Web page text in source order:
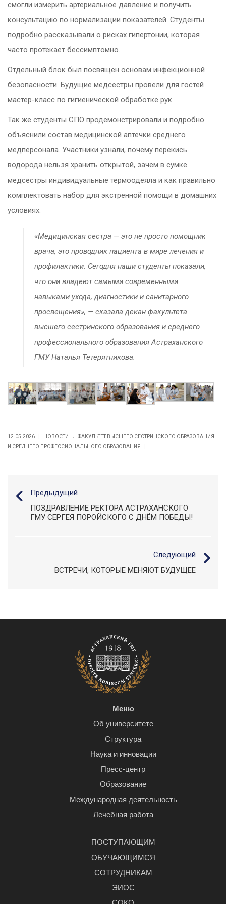
смогли измерить артериальное давление и получить
консультацию по нормализации показателей. Студенты
подробно рассказывали о рисках гипертонии, которая
часто протекает бессимптомно.
Отдельный блок был посвящен основам инфекционной
безопасности. Будущие медсестры провели для гостей
мастер-класс по гигиенической обработке рук.
Так же студенты СПО продемонстрировали и подробно
объяснили состав медицинской аптечки среднего
медперсонала. Участники узнали, почему перекись
водорода нельзя хранить открытой, зачем в сумке
медсестры индивидуальные термоодеяла и как правильно
комплектовать набор для экстренной помощи в домашних
условиях.
«Медицинская сестра — это не просто помощник
врача, это проводник пациента в мире лечения и
профилактики. Сегодня наши студенты показали,
что они владеют самыми современными
навыками ухода, диагностики и санитарного
просвещения», — сказала декан факультета
высшего сестринского образования и среднего
профессионального образования Астраханского
ГМУ Наталья Тетерятникова.
12.05.2026 НОВОСТИ .
ФАКУЛЬТЕТ ВЫСШЕГО СЕСТРИНСКОГО ОБРАЗОВАНИЯ
И СРЕДНЕГО ПРОФЕССИОНАЛЬНОГО ОБРАЗОВАНИЯ
Предыдущий
ПОЗДРАВЛЕНИЕ РЕКТОРА АСТРАХАНСКОГО
ГМУ СЕРГЕЯ ПОРОЙСКОГО С ДНЁМ ПОБЕДЫ!
Следующий
ВСТРЕЧИ, КОТОРЫЕ МЕНЯЮТ БУДУЩЕЕ
Меню
Об университете
Структура
Наука и инновации
Пресс-центр
Образование
Международная деятельность
Лечебная работа
ПОСТУПАЮЩИМ
ОБУЧАЮЩИМСЯ
СОТРУДНИКАМ
ЭИОС